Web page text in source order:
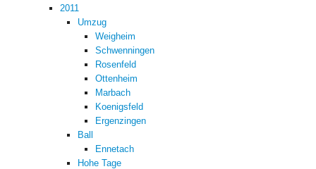
2011
Umzug
Weigheim
Schwenningen
Rosenfeld
Ottenheim
Marbach
Koenigsfeld
Ergenzingen
Ball
Ennetach
Hohe Tage